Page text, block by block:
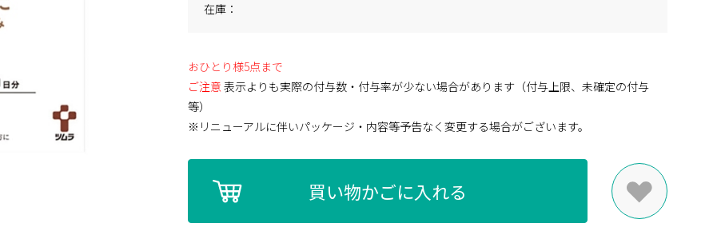
在庫
おひとり様5点まで
ご注意 表示よりも実際の付与数・付与率が少ない場合があります（付与上限、未確定の付与
等）
※リニューアルに伴いパッケージ・内容等予告なく変更する場合がございます。
買い物かごに入れる